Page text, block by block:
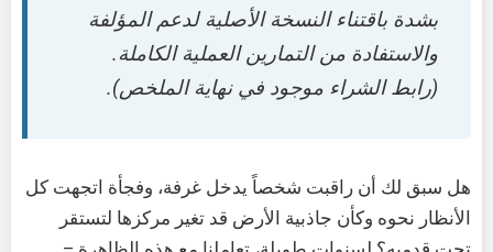
بشدة باقتناء النسخة الأصلية لدعم المؤلفة
والاستفادة من التمارين العملية الكاملة.
(رابط الشراء موجود في نهاية الملخص).
هل سبق لك أن راقبت شخصاً يدخل غرفة، وفجأة اتجهت كل
الأنظار نحوه وكأن جاذبية الأرض قد تغير مركزها لتستقر